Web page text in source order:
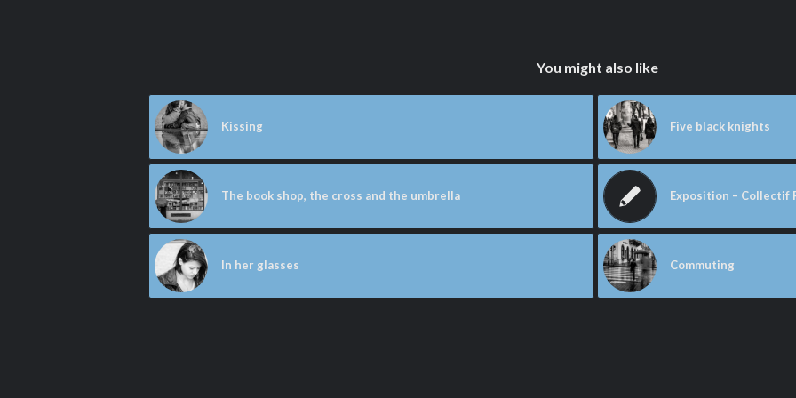
You might also like
Kissing Five black knights
The book shop, the cross and the umbrella Exposition – Collectif
In her glasses Commuting